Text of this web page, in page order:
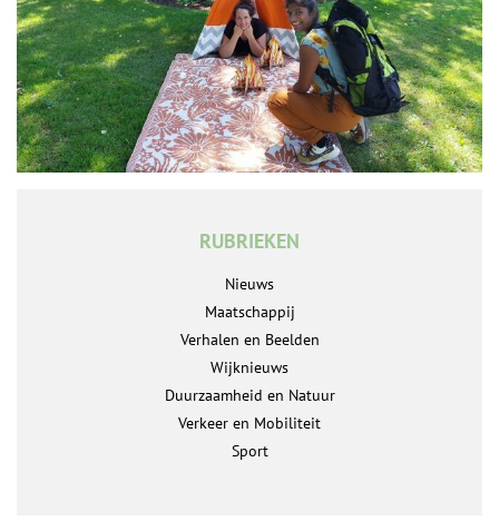
RUBRIEKEN
Nieuws
Maatschappij
Verhalen en Beelden
Wijknieuws
Duurzaamheid en Natuur
Verkeer en Mobiliteit
Sport